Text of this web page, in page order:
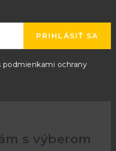
podmienkami ochrany
PRIHLÁSIŤ SA
s výberom